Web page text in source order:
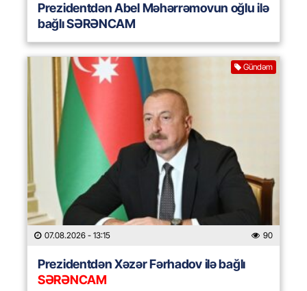
Prezidentdən Abel Məhərrəmovun oğlu ilə
bağlı SƏRƏNCAM
Gündəm
07.08.2026 - 13:15 90
Prezidentdən Xəzər Fərhadov ilə bağlı
SƏRƏNCAM